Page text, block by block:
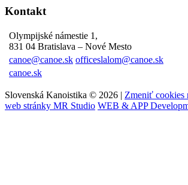
Kontakt
Olympijské námestie 1,
831 04 Bratislava – Nové Mesto
canoe@canoe.sk officeslalom@canoe.sk
canoe.sk
Slovenská Kanoistika © 2026 | Zmeniť cookies
web stránky MR Studio WEB & APP